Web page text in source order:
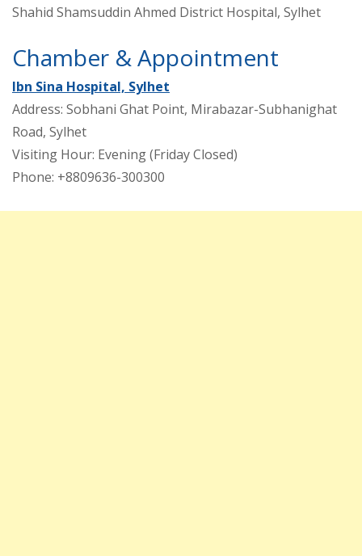
Shahid Shamsuddin Ahmed District Hospital, Sylhet
Chamber & Appointment
Ibn Sina Hospital, Sylhet
Address: Sobhani Ghat Point, Mirabazar-Subhanighat
Road, Sylhet
Visiting Hour: Evening (Friday Closed)
Phone: +8809636-300300